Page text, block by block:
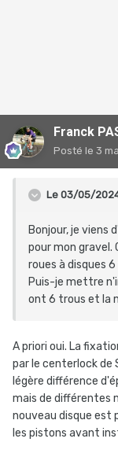
Franck
Posté le 3
Le 03/05/2024
Bonjour, je viens
pour mon gravel.
roues à disques
Puis-je mettre
ont 6 trous et la
A priori oui. La
par le centerlock de
légère différence
mais de différentes
nouveau disque est
les pistons avant